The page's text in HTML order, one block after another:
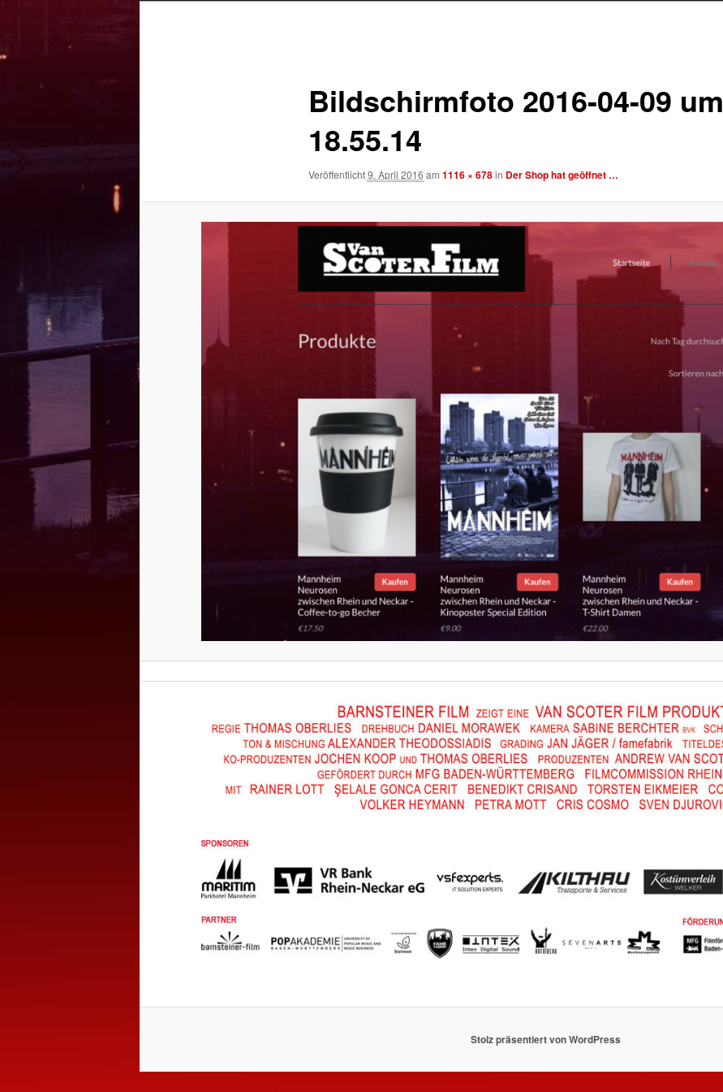
Bildschirmfoto 2016-04-09 um
18.55.14
Veröffentlicht9. April 2016 am 1116 × 678in Der Shop hat geöffnet …
Stolz präsentiert von WordPress